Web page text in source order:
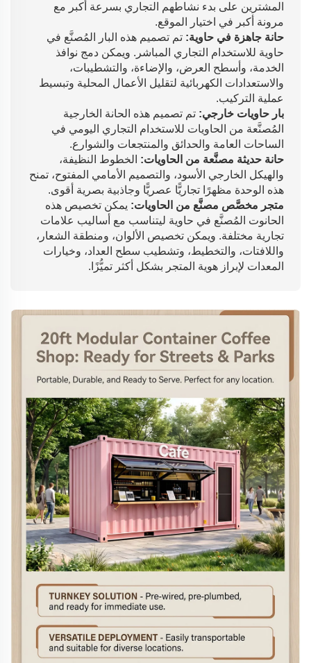
المشترين على بدء نشاطهم التجاري بسرعة أكبر مع
مرونة أكبر في اختيار الموقع.
حانة جاهزة في حاوية: تم تصميم هذه البار المُصنَّع في
حاوية للاستخدام التجاري المباشر. ويمكن دمج نوافذ
الخدمة، وأسطح العرض، والإضاءة، والتشطيبات،
والاستعدادات الكهربائية لتقليل الأعمال المحلية وتبسيط
عملية التركيب.
بار حاويات خارجي: تم تصميم هذه الحانة الخارجية
المُصنَّعة من الحاويات للاستخدام التجاري اليومي في
الساحات العامة والحدائق والمنتجعات والشوارع.
حانة حديثة مصنَّعة من الحاويات: الخطوط النظيفة،
والهيكل الخارجي الأسود، والتصميم الأمامي المفتوح، تمنح
هذه الوحدة مظهرًا تجاريًّا عصريًّا وجاذبية بصرية أقوى.
متجر مخصَّص مصنَّع من الحاويات: يمكن تخصيص هذه
الحانوت المُصنَّع في حاوية ليتناسب مع أساليب علامات
تجارية مختلفة. ويمكن تخصيص الألوان، ومنطقة الشعار،
واللافتات، والتخطيط، وتشطيب سطح العداد، وخيارات
المعدات لإبراز هوية المتجر بشكل أكثر تميُّزًا.